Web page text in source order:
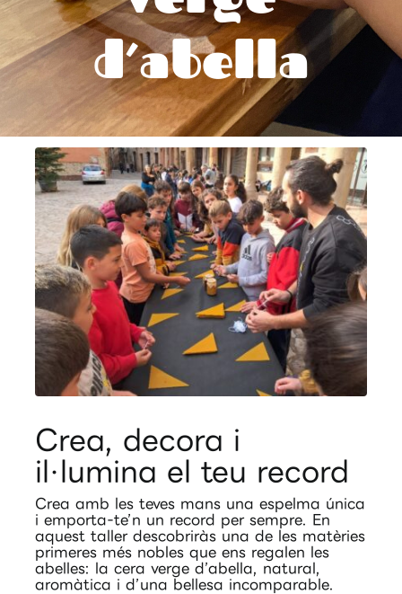
d’abella
Crea, decora i
il·lumina el teu record
Crea amb les teves mans una espelma única
i emporta-te’n un record per sempre. En
aquest taller descobriràs una de les matèries
primeres més nobles que ens regalen les
abelles: la cera verge d’abella, natural,
aromàtica i d’una bellesa incomparable.